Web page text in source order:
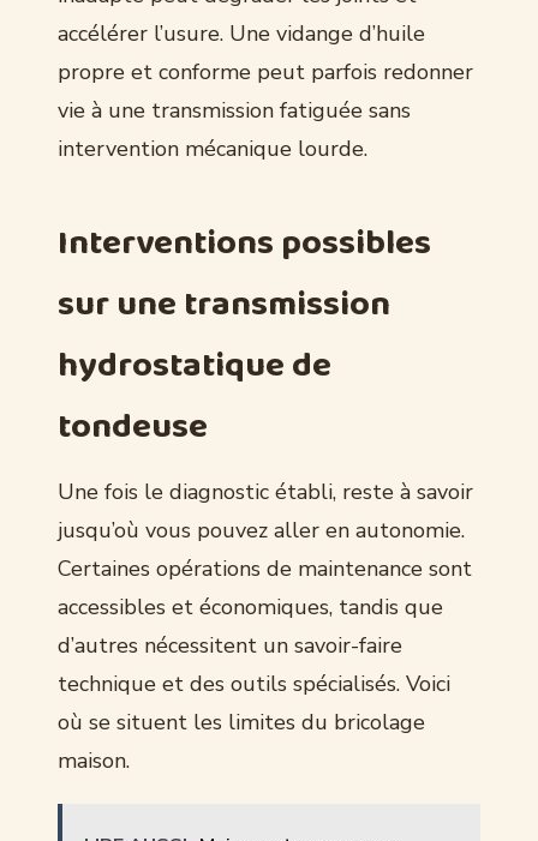
accélérer l’usure. Une vidange d’huile
propre et conforme peut parfois redonner
vie à une transmission fatiguée sans
intervention mécanique lourde.
Interventions possibles
sur une transmission
hydrostatique de
tondeuse
Une fois le diagnostic établi, reste à savoir
jusqu’où vous pouvez aller en autonomie.
Certaines opérations de maintenance sont
accessibles et économiques, tandis que
d’autres nécessitent un savoir-faire
technique et des outils spécialisés. Voici
où se situent les limites du bricolage
maison.